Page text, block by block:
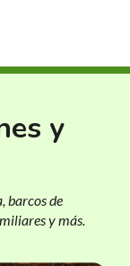
y
barcos de
y más.